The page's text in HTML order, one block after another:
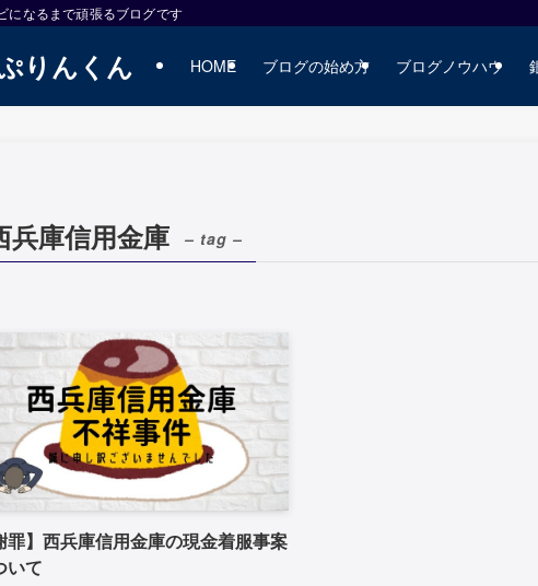
になるまで頑張るブログです
りんくん HOME ブログの始め方 ブログノウハウ
兵庫信用金庫 – tag –
罪】西兵庫信用金庫の現金着服事案
いて